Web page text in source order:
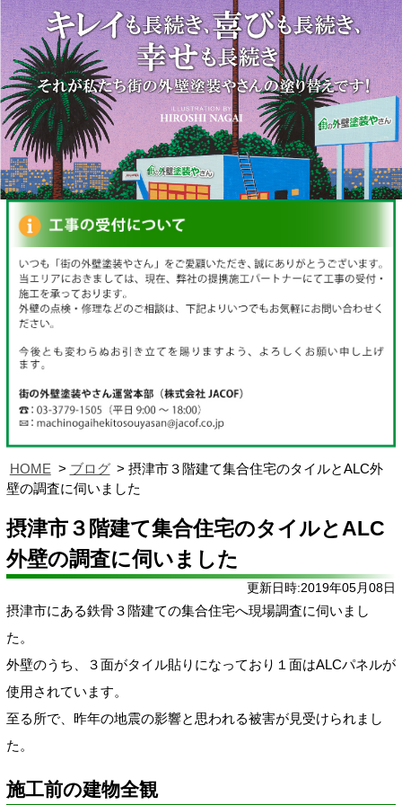
HOME ブログ
摂津市３階建て集合住宅のタイルとALC外
壁の調査に伺いました
摂津市３階建て集合住宅のタイルとALC
外壁の調査に伺いました
更新日時:2019年05月08日
摂津市にある鉄骨３階建ての集合住宅へ現場調査に伺いまし
た。
外壁のうち、３面がタイル貼りになっており１面はALCパネルが
使用されています。
至る所で、昨年の地震の影響と思われる被害が見受けられまし
た。
施工前の建物全観